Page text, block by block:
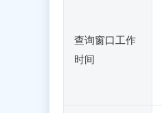
查询窗口工作
时间